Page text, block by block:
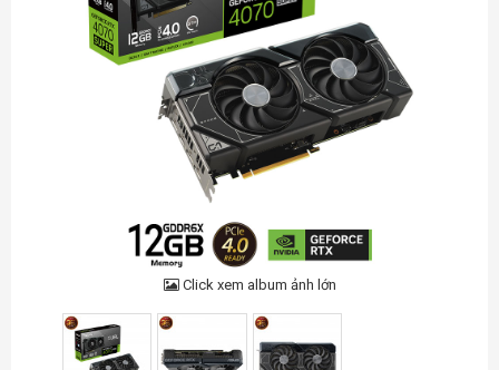
Click xem album ảnh lớn